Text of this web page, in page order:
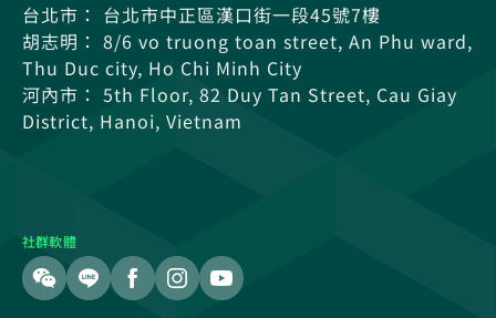
台北市： 台北市中正區漢口街一段45號7樓
胡志明： 8/6 vo truong toan street, An Phu ward,
Thu Duc city, Ho Chi Minh City
河內市： 5th Floor, 82 Duy Tan Street, Cau Giay
District, Hanoi, Vietnam
社群軟體